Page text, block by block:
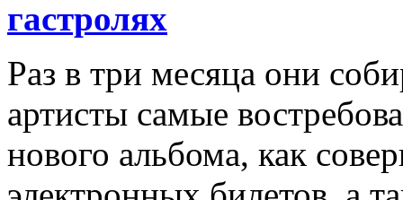
гастролях
Раз в три месяца они
артисты самые
нового альбома, как